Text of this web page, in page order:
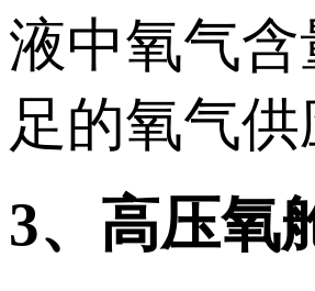
液中氧气
足的氧气
3、高压氧